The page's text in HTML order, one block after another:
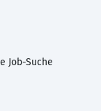
Job-Suche